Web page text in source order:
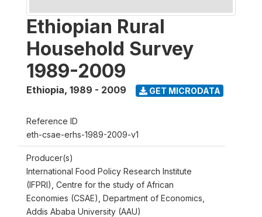
Ethiopian Rural
Household Survey
1989-2009
Ethiopia, 1989 - 2009 GET MICRODATA
Reference ID
eth-csae-erhs-1989-2009-v1
Producer(s)
International Food Policy Research Institute
(IFPRI), Centre for the study of African
Economies (CSAE), Department of Economics,
Addis Ababa University (AAU)